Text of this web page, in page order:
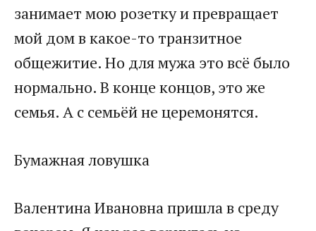
занимает мою розетку и превращает
мой дом в какое-то транзитное
общежитие. Но для мужа это всё было
нормально. В конце концов, это же
семья. А с семьёй не церемонятся.
Бумажная ловушка
Валентина Ивановна пришла в среду